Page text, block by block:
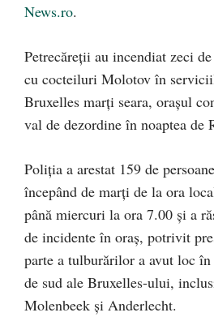
News.ro.
Petrecăreţii au incendiat zeci
cu cocteiluri Molotov în
Bruxelles marţi seara, oraşul
val de dezordine în noaptea de
Poliţia a arestat 159 de
începând de marţi de la ora
până miercuri la ora 7.00 şi a
de incidente în oraş, potrivit
parte a tulburărilor a avut loc în
de sud ale Bruxelles-ului,
Molenbeek şi Anderlecht.